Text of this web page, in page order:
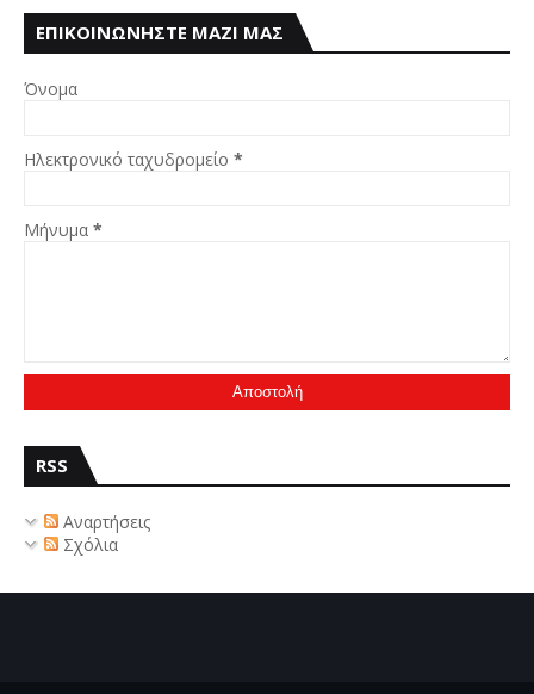
ΕΠΙΚΟΙΝΩΝΗΣΤΕ ΜΑΖΙ ΜΑΣ
Όνομα
Ηλεκτρονικό ταχυδρομείο *
Μήνυμα *
RSS
Αναρτήσεις
Σχόλια